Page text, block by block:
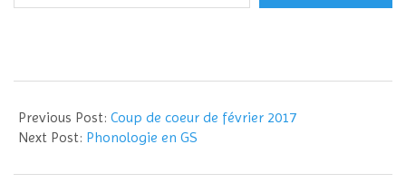
adresse
02-
19
Previous Post: Coup de coeur de février 2017
Next Post: Phonologie en GS